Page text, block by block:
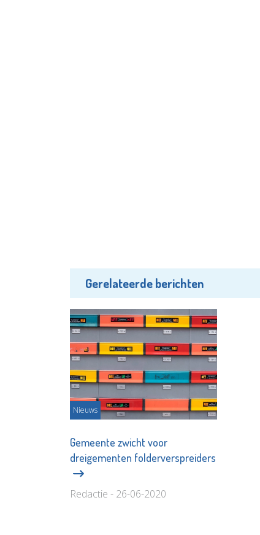
Gerelateerde berichten
Nieuws
Gemeente zwicht voor
dreigementen folderverspreiders
Redactie - 26-06-2020